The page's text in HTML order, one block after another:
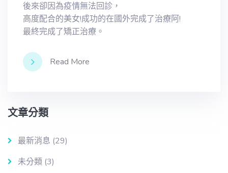
後來卻因為疫情無法回診，
高度配合的美女!成功的在國外完成了治療阿!
最終完成了矯正治療。
Read More
文章分類
最新消息 (29)
未分類 (3)